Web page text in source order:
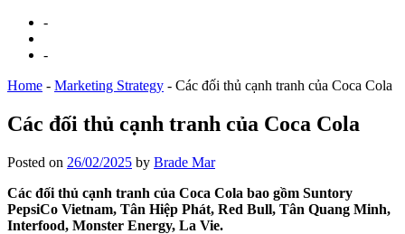
-
-
Home - Marketing Strategy - Các đối thủ cạnh tranh của Coca Cola
Các đối thủ cạnh tranh của Coca Cola
Posted on 26/02/2025 by Brade Mar
Các đối thủ cạnh tranh của Coca Cola bao gồm Suntory
PepsiCo Vietnam, Tân Hiệp Phát, Red Bull, Tân Quang Minh,
Interfood, Monster Energy, La Vie.